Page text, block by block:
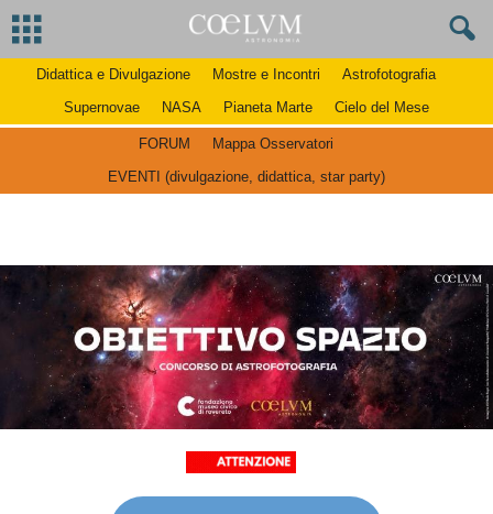
Didattica e Divulgazione Mostre e Incontri
Astrofotografia
Supernovae
NASA Pianeta Marte Cielo del Mese
FORUM
Mappa Osservatori
EVENTI (divulgazione, didattica, star party)